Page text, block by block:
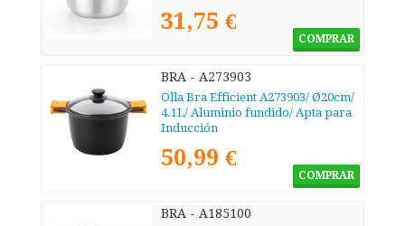
31,75 €
COMPRAR
BRA - A273903
Olla Bra Efficient A273903/ Ø20cm/
4.1L/ Aluminio fundido/ Apta para
Inducción
50,99 €
COMPRAR
BRA - A185100